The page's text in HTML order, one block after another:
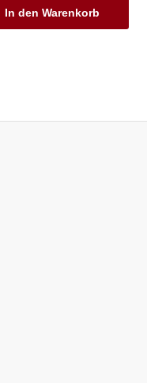
In den Warenkorb